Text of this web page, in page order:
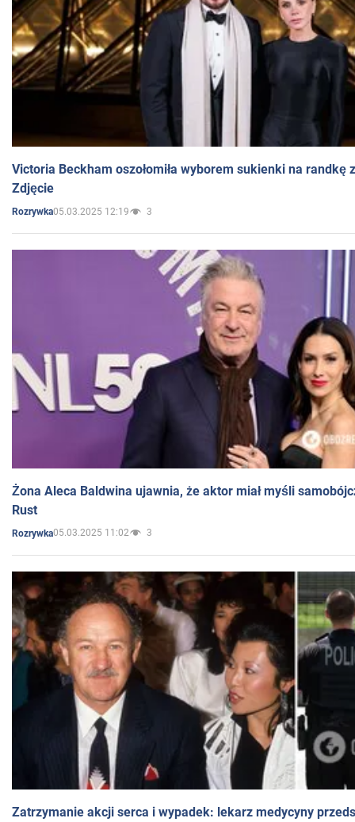
Victoria Beckham oszołomiła wyborem sukienki na randkę
Zdjęcie
Rozrywka05.03.2025 12:19 3
Żona Aleca Baldwina ujawnia, że aktor miał myśli
Rust
Rozrywka05.03.2025 11:02 3
Zatrzymanie akcji serca i wypadek: lekarz medycyny